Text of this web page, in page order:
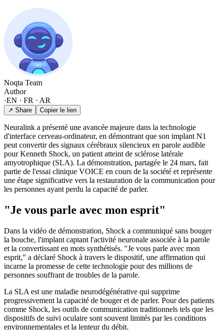
Noqta Team
Author
·EN · FR · AR
↗ Share Copier le lien
Neuralink a présenté une avancée majeure dans la technologie
d'interface cerveau-ordinateur, en démontrant que son implant N1
peut convertir des signaux cérébraux silencieux en parole audible
pour Kenneth Shock, un patient atteint de sclérose latérale
amyotrophique (SLA). La démonstration, partagée le 24 mars, fait
partie de l'essai clinique VOICE en cours de la société et représente
une étape significative vers la restauration de la communication pour
les personnes ayant perdu la capacité de parler.
"Je vous parle avec mon esprit"
Dans la vidéo de démonstration, Shock a communiqué sans bouger
la bouche, l'implant captant l'activité neuronale associée à la parole
et la convertissant en mots synthétisés. "Je vous parle avec mon
esprit," a déclaré Shock à travers le dispositif, une affirmation qui
incarne la promesse de cette technologie pour des millions de
personnes souffrant de troubles de la parole.
La SLA est une maladie neurodégénérative qui supprime
progressivement la capacité de bouger et de parler. Pour des patients
comme Shock, les outils de communication traditionnels tels que les
dispositifs de suivi oculaire sont souvent limités par les conditions
environnementales et la lenteur du débit.